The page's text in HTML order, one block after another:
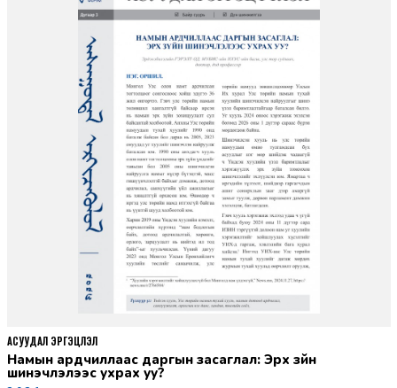
Намын ардчиллаас даргын засаглал: Эрх зүйн
шинэчлэлээс ухрах уу?
АСУУДАЛ ЭРГЭЦҮҮЛЭЛ